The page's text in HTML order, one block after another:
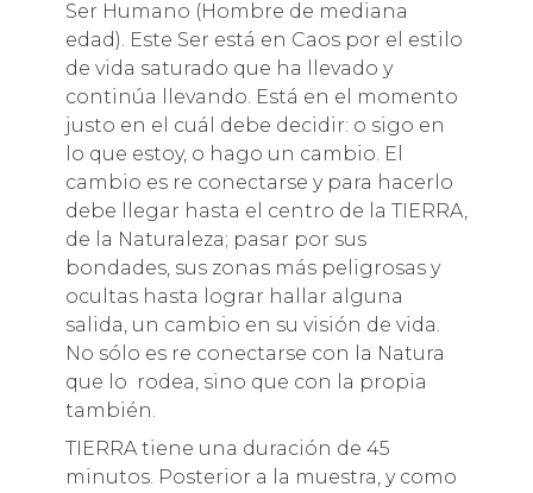
Ser Humano (Hombre de mediana
edad). Este Ser está en Caos por el estilo
de vida saturado que ha llevado y
continúa llevando. Está en el momento
justo en el cuál debe decidir: o sigo en
lo que estoy, o hago un cambio. El
cambio es re conectarse y para hacerlo
debe llegar hasta el centro de la TIERRA,
de la Naturaleza; pasar por sus
bondades, sus zonas más peligrosas y
ocultas hasta lograr hallar alguna
salida, un cambio en su visión de vida.
No sólo es re conectarse con la Natura
que lo rodea, sino que con la propia
también.
TIERRA tiene una duración de 45
minutos. Posterior a la muestra, y como